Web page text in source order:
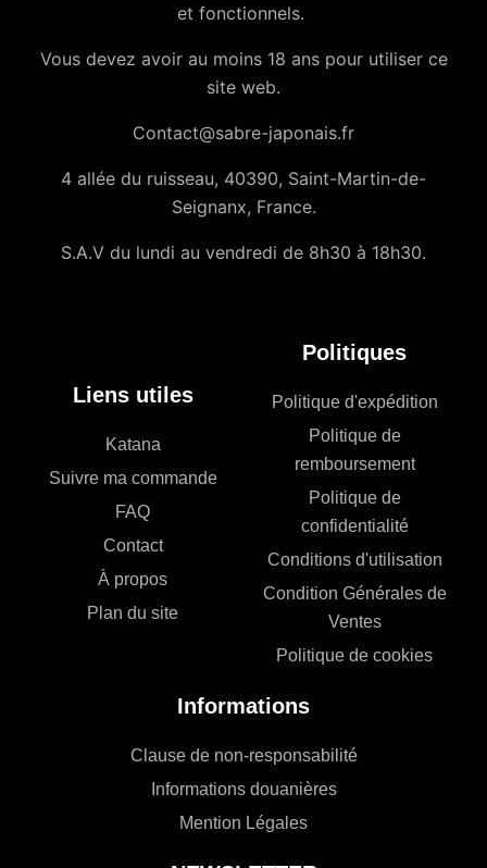
et fonctionnels.
Vous devez avoir au moins 18 ans pour utiliser ce
site web.
Contact@sabre-japonais.fr
4 allée du ruisseau, 40390, Saint-Martin-de-
Seignanx, France.
S.A.V du lundi au vendredi de 8h30 à 18h30.
Liens utiles
Katana
Suivre ma commande
FAQ
Contact
À propos
Plan du site
Politiques
Politique d'expédition
Politique de
remboursement
Politique de
confidentialité
Conditions d'utilisation
Condition Générales de
Ventes
Politique de cookies
Informations
Clause de non-responsabilité
Informations douanières
Mention Légales